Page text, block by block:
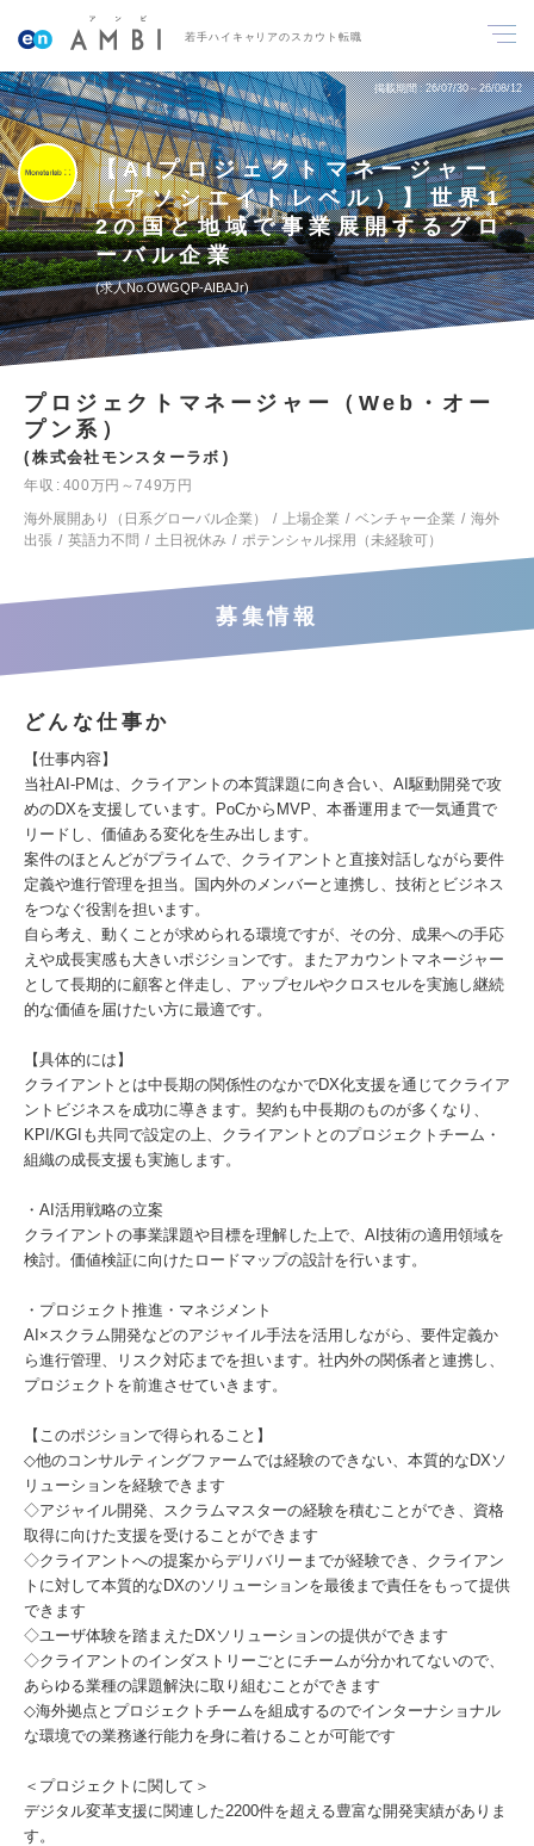
若手ハイキャリアのスカウト転職
掲載期間 26/07/30～26/08/12
【AIプロジェクトマネージャー
（アソシエイトレベル）】世界1
2の国と地域で事業展開するグロ
ーバル企業
求人No.OWGQP-AIBAJr
プロジェクトマネージャー（Web・オー
プン系）
株式会社モンスターラボ
年収
400万円～749万円
海外展開あり（日系グローバル企業）
上場企業 ベンチャー企業
海外
出張
英語力不問 土日祝休み ポテンシャル採用（未経験可）
募集情報
どんな仕事か
【仕事内容】
当社AI-PMは、クライアントの本質課題に向き合い、AI駆動開発で攻
めのDXを支援しています。PoCからMVP、本番運用まで一気通貫で
リードし、価値ある変化を生み出します。
案件のほとんどがプライムで、クライアントと直接対話しながら要件
定義や進行管理を担当。国内外のメンバーと連携し、技術とビジネス
をつなぐ役割を担います。
自ら考え、動くことが求められる環境ですが、その分、成果への手応
えや成長実感も大きいポジションです。またアカウントマネージャー
として長期的に顧客と伴走し、アップセルやクロスセルを実施し継続
的な価値を届けたい方に最適です。
【具体的には】
クライアントとは中長期の関係性のなかでDX化支援を通じてクライア
ントビジネスを成功に導きます。契約も中長期のものが多くなり、
KPI/KGIも共同で設定の上、クライアントとのプロジェクトチーム・
組織の成長支援も実施します。
・AI活用戦略の立案
クライアントの事業課題や目標を理解した上で、AI技術の適用領域を
検討。価値検証に向けたロードマップの設計を行います。
・プロジェクト推進・マネジメント
AI×スクラム開発などのアジャイル手法を活用しながら、要件定義か
ら進行管理、リスク対応までを担います。社内外の関係者と連携し、
プロジェクトを前進させていきます。
【このポジションで得られること】
◇他のコンサルティングファームでは経験のできない、本質的なDXソ
リューションを経験できます
◇アジャイル開発、スクラムマスターの経験を積むことができ、資格
取得に向けた支援を受けることができます
◇クライアントへの提案からデリバリーまでが経験でき、クライアン
トに対して本質的なDXのソリューションを最後まで責任をもって提供
できます
◇ユーザ体験を踏まえたDXソリューションの提供ができます
◇クライアントのインダストリーごとにチームが分かれてないので、
あらゆる業種の課題解決に取り組むことができます
◇海外拠点とプロジェクトチームを組成するのでインターナショナル
な環境での業務遂行能力を身に着けることが可能です
＜プロジェクトに関して＞
デジタル変革支援に関連した2200件を超える豊富な開発実績がありま
す。